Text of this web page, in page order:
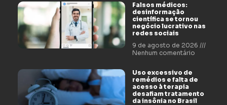
Falsos médicos:
desinformação
científica se tornou
negócio lucrativo nas
redes sociais
9 de agosto de 2026
Nenhum comentário
Uso excessivo de
remédios e falta de
acesso à terapia
desafiam tratamento
da insônia no Brasil